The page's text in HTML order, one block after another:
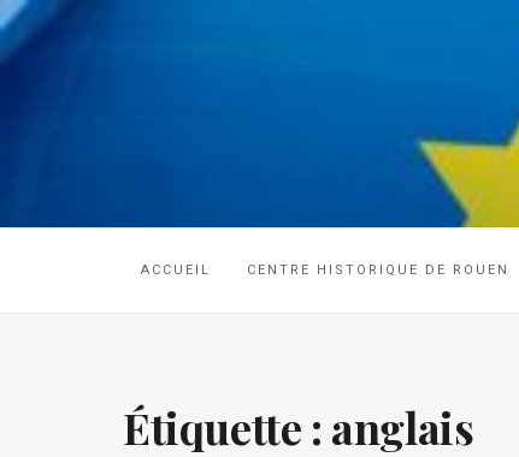
ACCUEIL CENTRE HISTORIQUE DE ROUEN
Étiquette : anglais